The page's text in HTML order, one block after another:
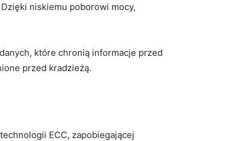
niskiemu poborowi mocy,
które chronią‍ informacje ⁢przed
przed kradzieżą.
ECC, zapobiegającej